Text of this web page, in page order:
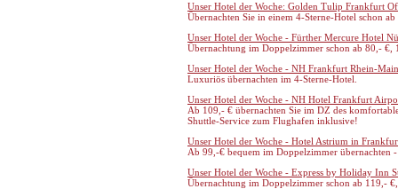
Unser Hotel der Woche: Golden Tulip Frankfurt
Übernachten Sie in einem 4-Sterne-Hotel schon
Unser Hotel der Woche - Fürther Mercure Hotel
Übernachtung im Doppelzimmer schon ab 80,- €,
Unser Hotel der Woche - NH Frankfurt Rhein-Main
Luxuriös übernachten im 4-Sterne-Hotel.
Unser Hotel der Woche - NH Hotel Frankfurt
Ab 109,- € übernachten Sie im DZ des
Shuttle-Service zum Flughafen inklusive!
Unser Hotel der Woche - Hotel Astrium in
Ab 99,-€ bequem im Doppelzimmer übernachten
Unser Hotel der Woche - Express by Holiday Inn
Übernachtung im Doppelzimmer schon ab 119,-